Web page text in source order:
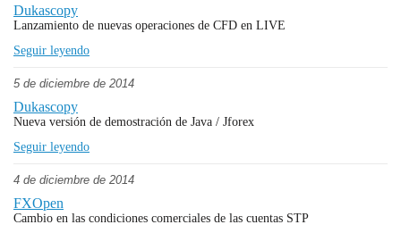
Dukascopy
Lanzamiento de nuevas operaciones de CFD en LIVE
Seguir leyendo
5 de diciembre de 2014
Dukascopy
Nueva versión de demostración de Java / Jforex
Seguir leyendo
4 de diciembre de 2014
FXOpen
Cambio en las condiciones comerciales de las cuentas STP